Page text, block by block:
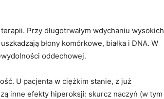
Przy długotrwałym wdychaniu wysokich
błony komórkowe, białka i DNA. W
oddechowej.
U pacjenta w ciężkim stanie, z już
inne efekty hiperoksji: skurcz naczyń (w tym